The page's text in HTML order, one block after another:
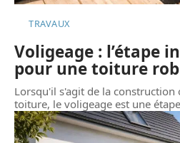
TRAVAUX
Voligeage : l’étape
pour une toiture
Lorsqu'il s'agit de la
toiture, le voligeage est une étape